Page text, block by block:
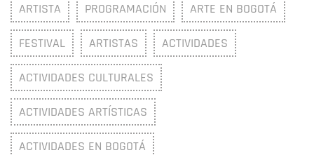
ARTISTA PROGRAMACIÓN ARTE EN BOGOTÁ
FESTIVAL ARTISTAS ACTIVIDADES
ACTIVIDADES CULTURALES
ACTIVIDADES ARTÍSTICAS
ACTIVIDADES EN BOGOTÁ